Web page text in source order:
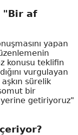
"Bir af
yapan
konusu teklifin
vurgulayan
sürelik
bir
getiriyoruz"